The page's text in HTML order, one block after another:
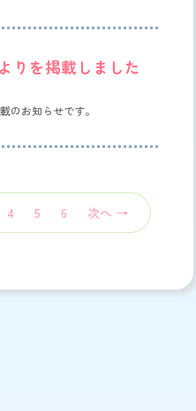
りを掲載しました
のお知らせです。
4 5 6 次へ →